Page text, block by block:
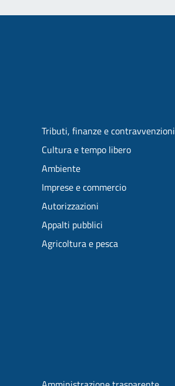
Tributi, finanze e contravvenzioni
Cultura e tempo libero
Ambiente
Imprese e commercio
Autorizzazioni
Appalti pubblici
Agricoltura e pesca